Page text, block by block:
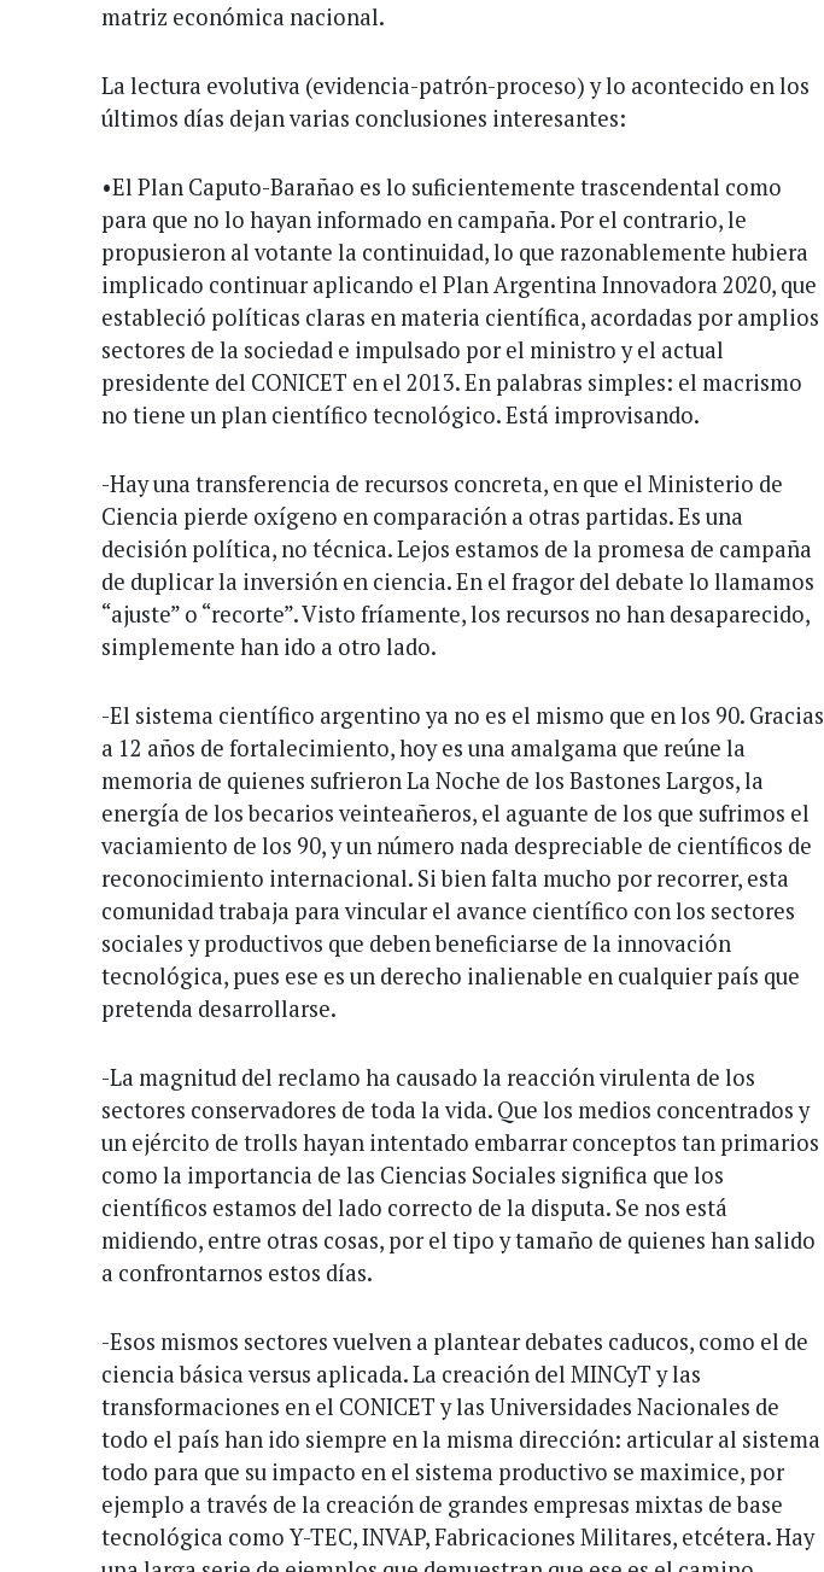
matriz económica nacional.
La lectura evolutiva (evidencia-patrón-proceso) y lo acontecido en los
últimos días dejan varias conclusiones interesantes:
•El Plan Caputo-Barañao es lo suficientemente trascendental como
para que no lo hayan informado en campaña. Por el contrario, le
propusieron al votante la continuidad, lo que razonablemente hubiera
implicado continuar aplicando el Plan Argentina Innovadora 2020, que
estableció políticas claras en materia científica, acordadas por amplios
sectores de la sociedad e impulsado por el ministro y el actual
presidente del CONICET en el 2013. En palabras simples: el macrismo
no tiene un plan científico tecnológico. Está improvisando.
-Hay una transferencia de recursos concreta, en que el Ministerio de
Ciencia pierde oxígeno en comparación a otras partidas. Es una
decisión política, no técnica. Lejos estamos de la promesa de campaña
de duplicar la inversión en ciencia. En el fragor del debate lo llamamos
“ajuste” o “recorte”. Visto fríamente, los recursos no han desaparecido,
simplemente han ido a otro lado.
-El sistema científico argentino ya no es el mismo que en los 90. Gracias
a 12 años de fortalecimiento, hoy es una amalgama que reúne la
memoria de quienes sufrieron La Noche de los Bastones Largos, la
energía de los becarios veinteañeros, el aguante de los que sufrimos el
vaciamiento de los 90, y un número nada despreciable de científicos de
reconocimiento internacional. Si bien falta mucho por recorrer, esta
comunidad trabaja para vincular el avance científico con los sectores
sociales y productivos que deben beneficiarse de la innovación
tecnológica, pues ese es un derecho inalienable en cualquier país que
pretenda desarrollarse.
-La magnitud del reclamo ha causado la reacción virulenta de los
sectores conservadores de toda la vida. Que los medios concentrados y
un ejército de trolls hayan intentado embarrar conceptos tan primarios
como la importancia de las Ciencias Sociales significa que los
científicos estamos del lado correcto de la disputa. Se nos está
midiendo, entre otras cosas, por el tipo y tamaño de quienes han salido
a confrontarnos estos días.
-Esos mismos sectores vuelven a plantear debates caducos, como el de
ciencia básica versus aplicada. La creación del MINCyT y las
transformaciones en el CONICET y las Universidades Nacionales de
todo el país han ido siempre en la misma dirección: articular al sistema
todo para que su impacto en el sistema productivo se maximice, por
ejemplo a través de la creación de grandes empresas mixtas de base
tecnológica como Y-TEC, INVAP, Fabricaciones Militares, etcétera. Hay